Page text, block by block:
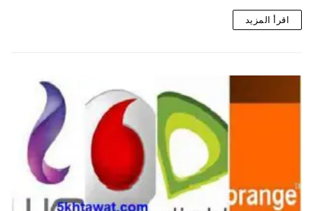
اقرأ المزيد